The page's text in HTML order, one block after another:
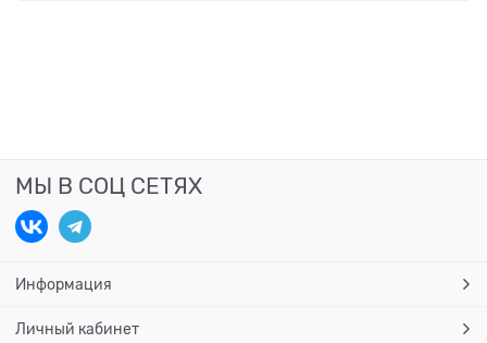
МЫ В СОЦ СЕТЯХ
Информация
Личный кабинет